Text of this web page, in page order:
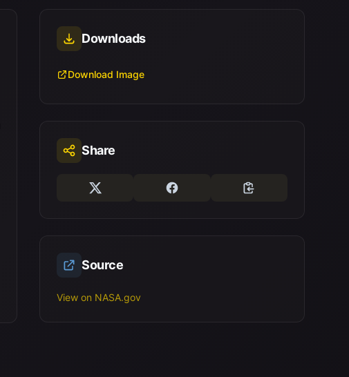
Downloads
Download Image
Share
Source
View on NASA.gov